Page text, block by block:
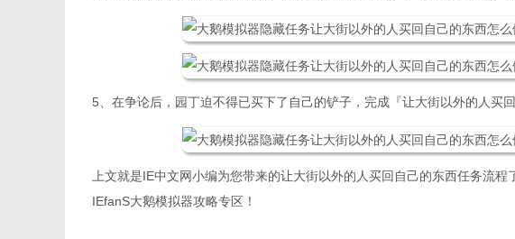
5、在争论后，园丁迫不得已买下了自己的铲子，完成『让大街以外的人买回
上文就是IE中文网小编为您带来的让大街以外的人买回自己的东西任务流
IEfanS大鹅模拟器攻略专区！